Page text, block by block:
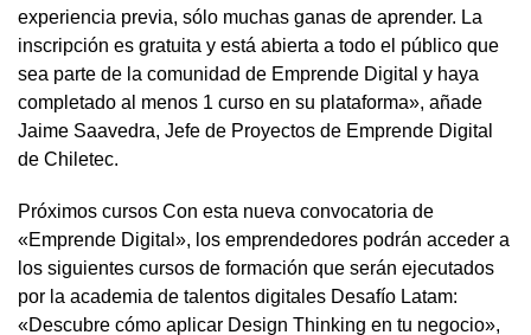
experiencia previa, sólo muchas ganas de aprender. La
inscripción es gratuita y está abierta a todo el público que
sea parte de la comunidad de Emprende Digital y haya
completado al menos 1 curso en su plataforma», añade
Jaime Saavedra, Jefe de Proyectos de Emprende Digital
de Chiletec.
Próximos cursos Con esta nueva convocatoria de
«Emprende Digital», los emprendedores podrán acceder a
los siguientes cursos de formación que serán ejecutados
por la academia de talentos digitales Desafío Latam:
«Descubre cómo aplicar Design Thinking en tu negocio»,